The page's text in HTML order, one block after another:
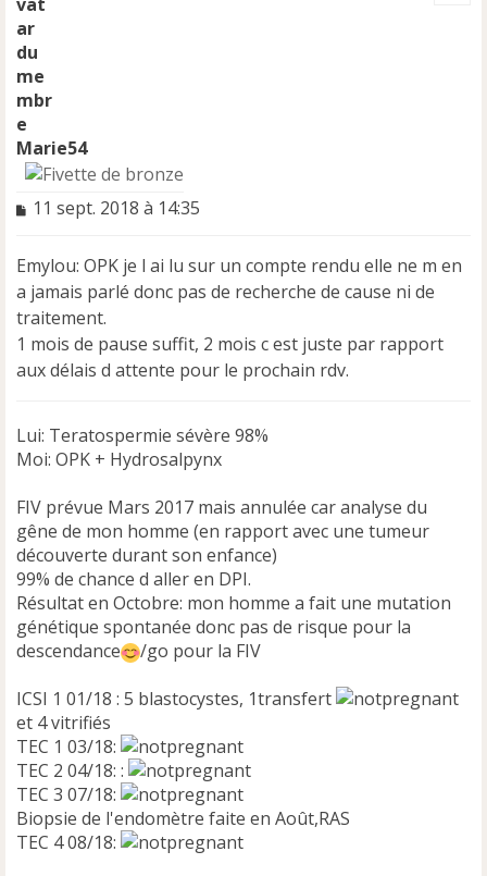
Marie54
M
s
a
g
e
n
o
u
11 sept. 2018 à 14:35
Emylou: OPK je l ai lu sur un compte rendu elle ne m en
a jamais parlé donc pas de recherche de cause ni de
traitement.
1 mois de pause suffit, 2 mois c est juste par rapport
aux délais d attente pour le prochain rdv.
Lui: Teratospermie sévère 98%
Moi: OPK + Hydrosalpynx
FIV prévue Mars 2017 mais annulée car analyse du
gêne de mon homme (en rapport avec une tumeur
découverte durant son enfance)
99% de chance d aller en DPI.
Résultat en Octobre: mon homme a fait une mutation
génétique spontanée donc pas de risque pour la
descendance
/go pour la FIV
ICSI 1 01/18 : 5 blastocystes, 1transfert
et 4 vitrifiés
TEC 1 03/18:
TEC 2 04/18: :
TEC 3 07/18:
Biopsie de l'endomètre faite en Août,RAS
TEC 4 08/18: